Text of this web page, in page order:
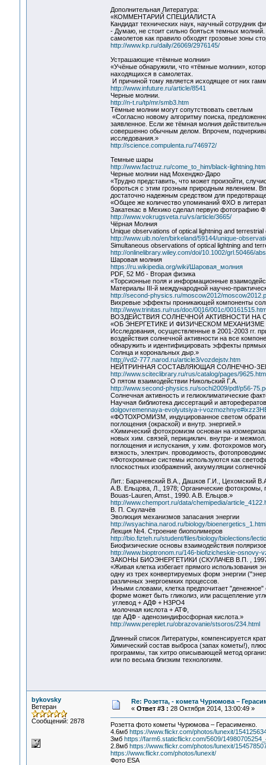
Дополнительная Литература:
«КОММЕНТАРИЙ СПЕЦИАЛИСТА
Кандидат технических наук, научный сотрудник
- Думаю, не стоит сильно бояться темных
самолетов как правило обходят грозовые зоны
http://www.kp.ru/daily/26069/2976145/
Устрашающие «тёмные молнии»
«Учёные обнаружили, что «тёмные молнии»,
находящихся в самолетах.
И причиной тому является исходящее от них
http://www.infuture.ru/article/8541
Черные молнии.
http://n-t.ru/tp/mr/smb3.htm
Тёмные молнии могут сопутствовать светлым
«Согласно новому алгоритму поиска,
заявленное. Если же тёмная молния
совершенно обычным делом. Впрочем,
исследования.»
http://science.compulenta.ru/746972/
Темные шары
http://www.factruz.ru/come_to_him/black-lightning.htm
Черные молнии над Мохенджо-Даро
«Трудно представить, что может произойти,
бороться с этим грозным природным явлением.
достаточно надежным средством для
«Общее же количество упоминаний ФХО в
Закатекас в Мехико сделал первую фотографию
http://www.vokrugsveta.ru/vs/article/3665/
Чёрная Молния
Unique observations of optical lightning and terrestrial
http://www.uib.no/en/birkeland/59144/unique-
Simultaneous observations of optical lightning and
http://onlinelibrary.wiley.com/doi/10.1002/grl.50466/
Шаровая молния
https://ru.wikipedia.org/wiki/Шаровая_молния
PDF, 52 Мб - Вторая физика
«Торсионные поля и информационные
Материалы III-й международной научно-
http://second-physics.ru/moscow2012/
Вихревые эффекты проникающей компоненты
http://www.trinitas.ru/rus/doc/0016/001c/
ВОЗДЕЙСТВИЯ СОЛНЕЧНОЙ АКТИВНОСТИ НА
«ОБ ЭНЕРГЕТИКЕ И ФИЗИЧЕСКОМ
Исследования, осуществленные в 2001-2003 гг.
воздействия солнечной активности на все
обнаружить и идентифицировать эффекты
Солнца и корональных дыр.»
http://vd2-777.narod.ru/article3/vozdejstv.htm
НЕЙТРИННАЯ СОСТАВЛЯЮЩАЯ СОЛНЕЧНО-
http://www.sciteclibrary.ru/rus/catalog/pages/
О пятом взаимодействии Никольский Г.А.
http://www.second-physics.ru/sochi2009/pdf/p56-
Солнечная активность и гелиоклиматические
Научная библиотека диссертаций и
dolgovremennaya-evolyutsiya-i-
«ФОТОХРОМИЗМ, индуцированное светом
поглощения (окраской) и внутр. энергией.»
«Химический фотохромизм основан на
новых хим. связей, перициклич. внутри- и
поглощения и испускания, у хим. фотохромов
вязкость, электрич. проводимость,
«Фотохромные системы используются как
плоскостных изображений, аккумуляции
Лит.: Барачевский В.А., Дашков Г.И., Цехомский
А.В. Ельцова, Л., 1978; Органические фотохромы,
Bouas-Lauren, Amst., 1990. A.B. Ельцов.»
http://www.chemport.ru/data/chemipedia/
В. П. Скулачёв
Эволюция механизмов запасания энергии
http://wsyachina.narod.ru/biology/bioenergetics_1.html
Лекция №4. Строение биополимеров
http://bio.fizteh.ru/student/files/biology/biolections/
Биофизические основы взаимодействия
http://www.bioptronom.ru/146-biofizicheskie-
ЗАКОНЫ БИОЭНЕРГЕТИКИ (СКУЛАЧЕВ В.П. ,
«Живая клетка избегает прямого использования
одну из трех конвертируемых форм энергии
различных энергоемких процессов.
Иными словами, клетка предпочитает
форме может быть гликолиз, или расщепление
углевод + АДФ + Н3РО4
молочная кислота + АТФ,
где АДФ - аденозиндифосфорная кислота.»
http://www.pereplet.ru/obrazovanie/stsoros/234.html
Длинный список Литературы, компенсируется
Химический состав выброса (запах кометы!),
программы, так хитро описывающей метод
или по весьма близким технологиям.
bykovsky
Ветеран
Сообщений: 2878
Re: Розетта, - комета Чурюмова –
« Ответ #3 : 28 Октября 2014, 13:00:49 »
Розетта фото кометы Чурюмова – Герасименко.
4.6мб https://www.flickr.com/photos/lunexit/
3мб https://farm6.staticflickr.com/5609/
2.8мб https://www.flickr.com/photos/lunexit/
https://www.flickr.com/photos/lunexit/
Фото ESA